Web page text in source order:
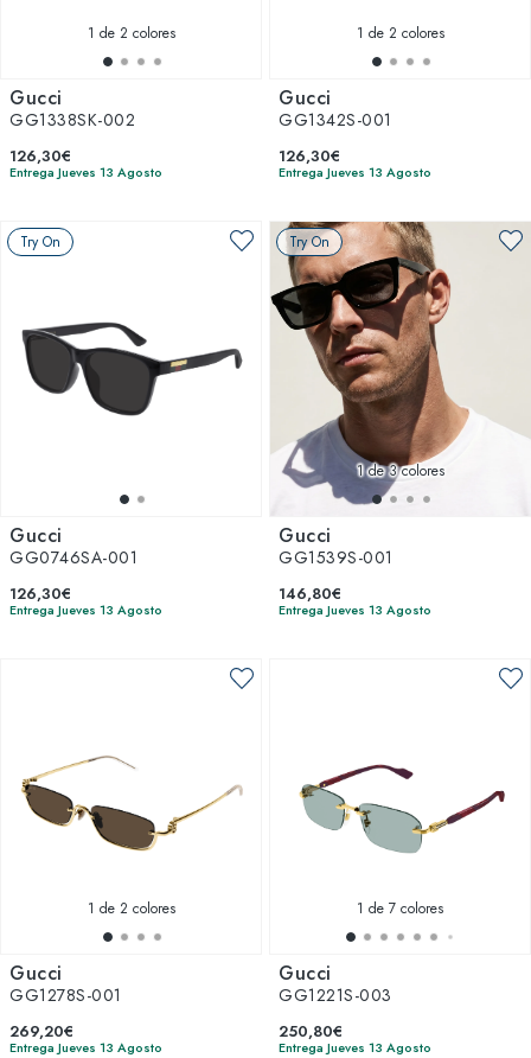
1 de 2 colores
Gucci
GG1338SK-002
126,30€
Entrega Jueves 13 Agosto
1 de 2 colores
Gucci
GG1342S-001
126,30€
Entrega Jueves 13 Agosto
Try On
Gucci
GG0746SA-001
126,30€
Entrega Jueves 13 Agosto
Try On
1de 3 colores
Gucci
GG1539S-001
146,80€
Entrega Jueves 13 Agosto
1 de 2 colores
Gucci
GG1278S-001
269,20€
Entrega Jueves 13 Agosto
1 de 7 colores
Gucci
GG1221S-003
250,80€
Entrega Jueves 13 Agosto